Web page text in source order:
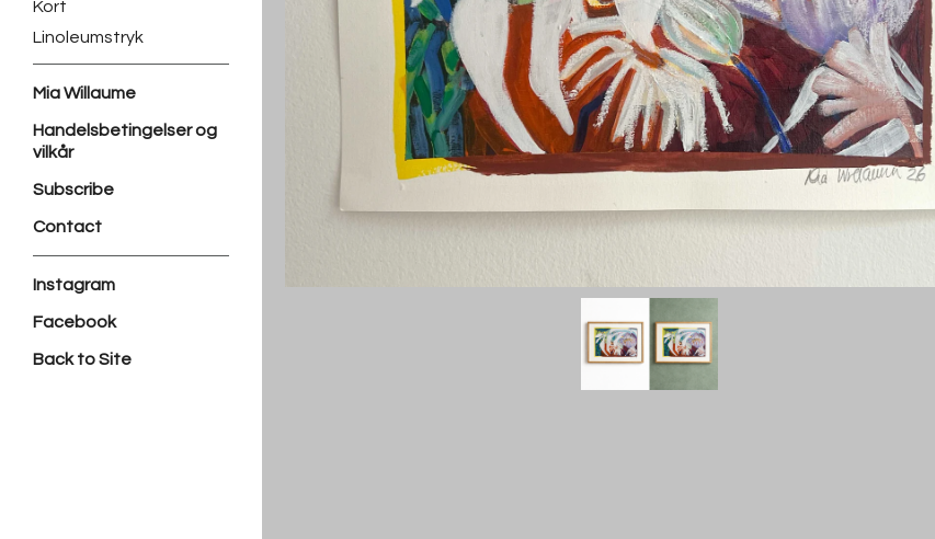
Kort
Linoleumstryk
Mia Willaume
Handelsbetingelser og
vilkår
Subscribe
Contact
Instagram
Facebook
Back to Site